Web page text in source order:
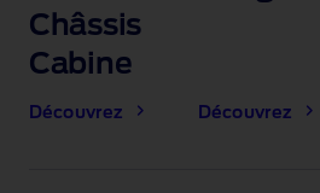
Châssis
Cabine
Découvrez Découvrez